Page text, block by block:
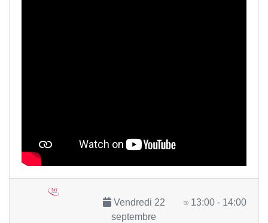
Vendredi 22
septembre
13:00 - 14:00